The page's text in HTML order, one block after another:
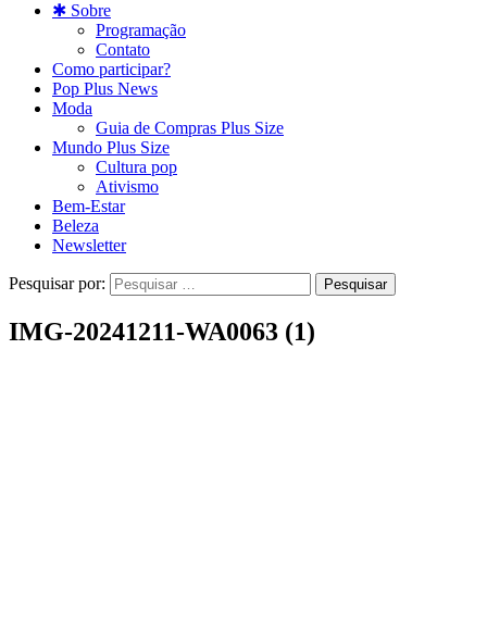
✱ Sobre
Programação
Contato
Como participar?
Pop Plus News
Moda
Guia de Compras Plus Size
Mundo Plus Size
Cultura pop
Ativismo
Bem-Estar
Beleza
Newsletter
Pesquisar por:
IMG-20241211-WA0063 (1)